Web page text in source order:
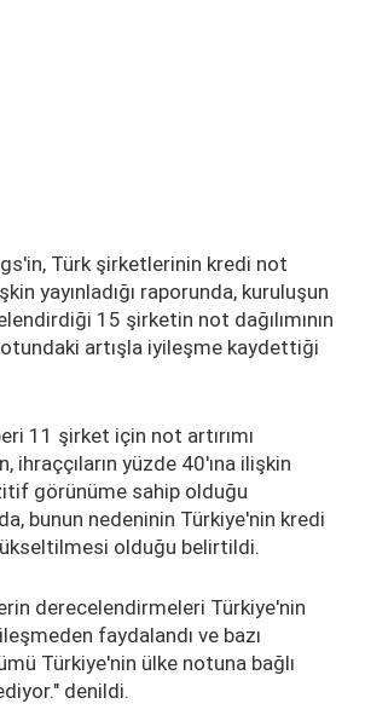
Türk şirketlerinin kredi not
yayınladığı raporunda, kuruluşun
15 şirketin not dağılımının
artışla iyileşme kaydettiği
11 şirket için not artırımı
ihraççıların yüzde 40'ına ilişkin
görünüme sahip olduğu
bunun nedeninin Türkiye'nin kredi
olduğu belirtildi.
derecelendirmeleri Türkiye'nin
faydalandı ve bazı
Türkiye'nin ülke notuna bağlı
denildi.